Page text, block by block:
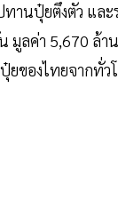
านปุ๋ยตึงตัว แล
ลค่า 5,670 ล้า
ของไทยจากทั่ว